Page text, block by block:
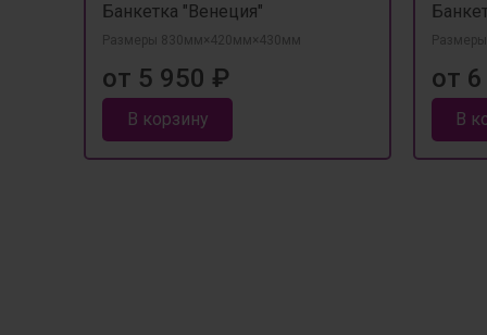
Банкетка "Венеция"
Размеры 830мм×420мм×430мм
от 5 950 ₽
В корзину
от
В